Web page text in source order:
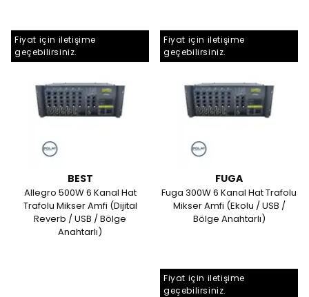
Fiyat için iletişime
geçebilirsiniz.
BEST
Allegro 500W 6 Kanal Hat
Trafolu Mikser Amfi (Dijital
Reverb / USB / Bölge
Anahtarlı)
Fiyat için iletişime
geçebilirsiniz.
FUGA
Fuga 300W 6 Kanal Hat Trafolu
Mikser Amfi (Ekolu / USB /
Bölge Anahtarlı)
Fiyat için iletişime
geçebilirsiniz.